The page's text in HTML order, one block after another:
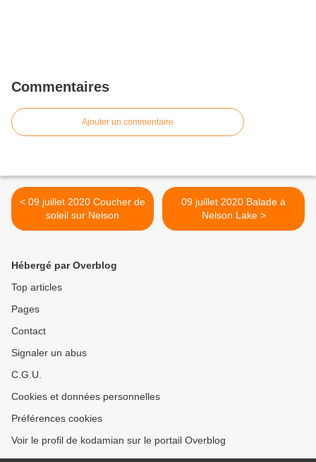
Commentaires
Ajouter un commentaire
< 09 juillet 2020 Coucher de
soleil sur Nelson
09 juillet 2020 Balade à
Nelson Lake >
Hébergé par Overblog
Top articles
Pages
Contact
Signaler un abus
C.G.U.
Cookies et données personnelles
Préférences cookies
Voir le profil de kodamian sur le portail Overblog